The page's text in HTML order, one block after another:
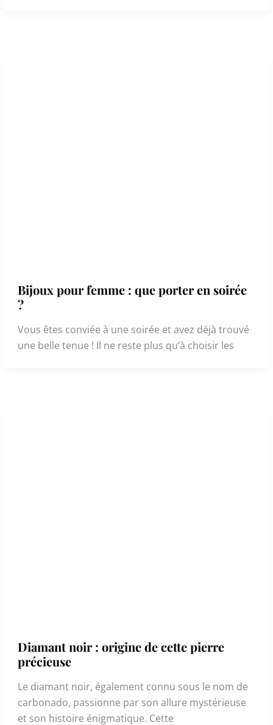
Bijoux pour femme : que porter en soirée
?
Vous êtes conviée à une soirée et avez déjà trouvé
une belle tenue ! Il ne reste plus qu’à choisir les
Diamant noir : origine de cette pierre
précieuse
Le diamant noir, également connu sous le nom de
carbonado, passionne par son allure mystérieuse
et son histoire énigmatique. Cette